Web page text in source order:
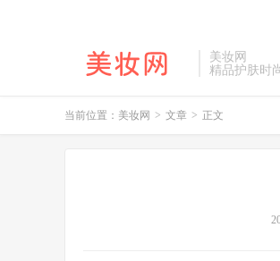
美妆网
精品护肤时
当前位置： 美妆网 > 文章 > 正文